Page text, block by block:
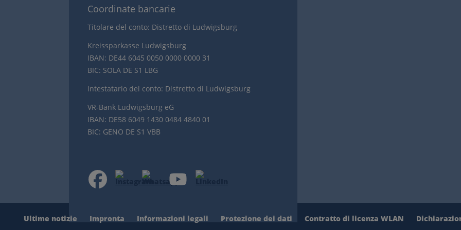
Coordinate bancarie
Titolare del conto: Distretto di Ludwigsburg
Kreissparkasse Ludwigsburg
IBAN: DE44 6045 0050 0000 0000 31
BIC: SOLA DE S1 LBG
Intestatario del conto: Distretto di Ludwigsburg
VR-Bank Ludwigsburg eG
IBAN: DE58 6049 1430 0484 4840 01
BIC: GENO DE S1 VBB
Ultime notizie Impronta Informazioni legali Protezione dei dati Contratto di licenza WLAN